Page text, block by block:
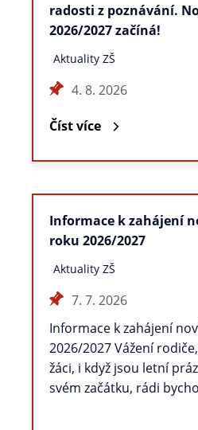
radosti z poznávání.
2026/2027 začíná!
Aktuality ZŠ
4. 8. 2026
Číst více
Informace k zahájení
roku 2026/2027
Aktuality ZŠ
7. 7. 2026
Informace k zahájení
2026/2027 Vážení
žáci, i když jsou letní
svém začátku, rádi